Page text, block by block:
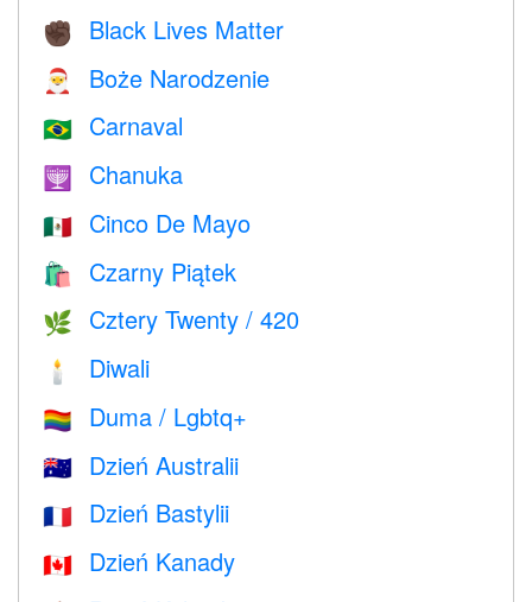
✊🏿 Black Lives Matter
🎅 Boże Narodzenie
🇧🇷 Carnaval
🕎 Chanuka
🇲🇽 Cinco De Mayo
🛍 Czarny Piątek
🌿 Cztery Twenty / 420
🕯 Diwali
🏳️‍🌈 Duma / Lgbtq+
🇦🇺 Dzień Australii
🇫🇷 Dzień Bastylii
🇨🇦 Dzień Kanady